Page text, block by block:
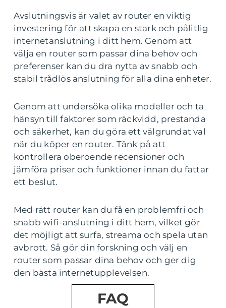
Avslutningsvis är valet av router en viktig
investering för att skapa en stark och pålitlig
internetanslutning i ditt hem. Genom att
välja en router som passar dina behov och
preferenser kan du dra nytta av snabb och
stabil trådlös anslutning för alla dina enheter.
Genom att undersöka olika modeller och ta
hänsyn till faktorer som räckvidd, prestanda
och säkerhet, kan du göra ett välgrundat val
när du köper en router. Tänk på att
kontrollera oberoende recensioner och
jämföra priser och funktioner innan du fattar
ett beslut.
Med rätt router kan du få en problemfri och
snabb wifi-anslutning i ditt hem, vilket gör
det möjligt att surfa, streama och spela utan
avbrott. Så gör din forskning och välj en
router som passar dina behov och ger dig
den bästa internetupplevelsen.
FAQ